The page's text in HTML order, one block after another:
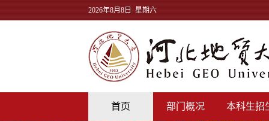
2026年8月8日 星期六
首页 部门概况 本科生招